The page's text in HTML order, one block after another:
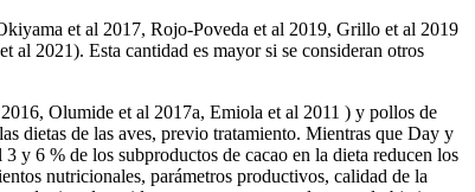
et al 2017, Rojo-Poveda et al 2019, Grillo et al 2019
2021). Esta cantidad es mayor si se consideran otros
Olumide et al 2017a, Emiola et al 2011 ) y pollos de
dietas de las aves, previo tratamiento. Mientras que Day y
y 6 % de los subproductos de cacao en la dieta reducen los
nutricionales, parámetros productivos, calidad de la